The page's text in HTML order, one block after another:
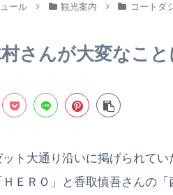
ール 観光案内 コートダ
さんが大変なこと
ト大通り沿いに掲げられてい
ＥＲＯ」と香取慎吾さんの「